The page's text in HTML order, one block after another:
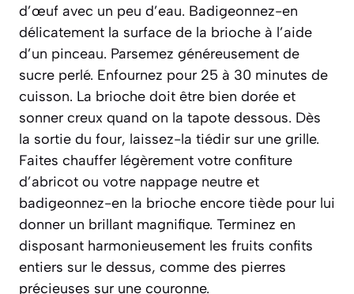
d’œuf avec un peu d’eau. Badigeonnez-en
délicatement la surface de la brioche à l’aide
d’un pinceau. Parsemez généreusement de
sucre perlé. Enfournez pour 25 à 30 minutes de
cuisson. La brioche doit être bien dorée et
sonner creux quand on la tapote dessous. Dès
la sortie du four, laissez-la tiédir sur une grille.
Faites chauffer légèrement votre confiture
d’abricot ou votre nappage neutre et
badigeonnez-en la brioche encore tiède pour lui
donner un brillant magnifique. Terminez en
disposant harmonieusement les fruits confits
entiers sur le dessus, comme des pierres
précieuses sur une couronne.